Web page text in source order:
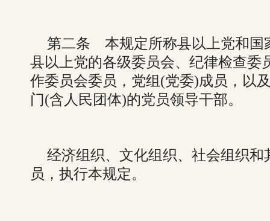
第二条 本规定所称县以上党和国
县以上党的各级委员会、纪律检查委
作委员会委员，党组(党委)成员，以
门(含人民团体)的党员领导干部。
经济组织、文化组织、社会组织
员，执行本规定。